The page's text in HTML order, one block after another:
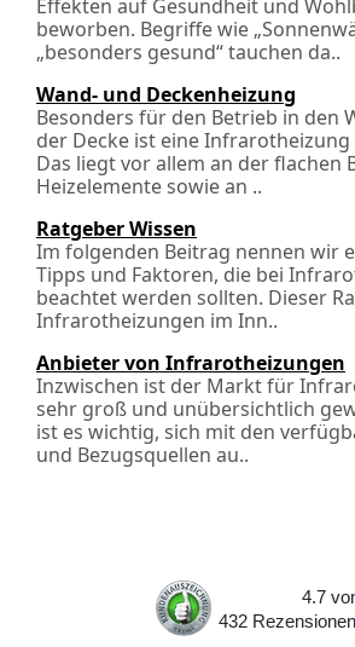
Effekten auf Gesundheit und
beworben. Begriffe wie
„besonders gesund“ tauchen da..
Wand- und Deckenheizung
Besonders für den Betrieb in den
der Decke ist eine
Das liegt vor allem an der flachen
Heizelemente sowie an ..
Ratgeber Wissen
Im folgenden Beitrag nennen wir
Tipps und Faktoren, die bei
beachtet werden sollten. Dieser
Infrarotheizungen im Inn..
Anbieter von Infrarotheizungen
Inzwischen ist der Markt für
sehr groß und unübersichtlich
ist es wichtig, sich mit den
und Bezugsquellen au..
4.7
432
Rezensionen